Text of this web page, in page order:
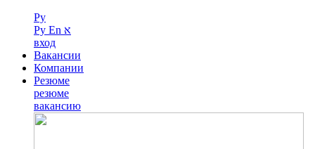
Ру
Ру En א
вход
Вакансии
Компании
Резюме
резюме
вакансию